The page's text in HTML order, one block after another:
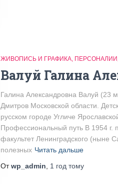
ЖИВОПИСЬ И ГРАФИКА ПЕРСОНАЛИИ
Валуй Галина
Галина Александровна Валуй (23
Дмитров Московской области.
русском городе Угличе
Профессиональный путь В 1954 г.
факультет Ленинградского (ныне
полезных Читать дальше
Отwp_admin 1 год тому